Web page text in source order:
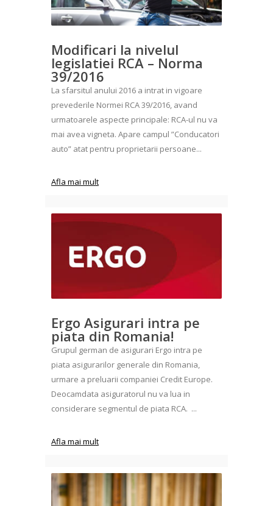
Modificari la nivelul
legislatiei RCA – Norma
39/2016
La sfarsitul anului 2016 a intrat in vigoare
prevederile Normei RCA 39/2016, avand
urmatoarele aspecte principale: RCA-ul nu va
mai avea vigneta. Apare campul ”Conducatori
auto” atat pentru proprietarii persoane...
Afla mai mult
Ergo Asigurari intra pe
piata din Romania!
Grupul german de asigurari Ergo intra pe
piata asigurarilor generale din Romania,
urmare a preluarii companiei Credit Europe.
Deocamdata asiguratorul nu va lua in
considerare segmentul de piata RCA. ...
Afla mai mult